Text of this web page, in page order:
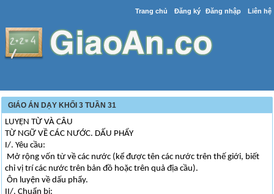
Trang chủ Đăng ký Đăng nhập Liên hệ
GIÁO ÁN DẠY KHỐI 3 TUẦN 31
LUYỆN TỪ VÀ CÂU
TỪ NGỮ VỀ CÁC NƯỚC. DẤU PHẨY
I/. Yêu cầu:
Mở rộng vốn từ về các nước (kể được tên các nước trên thế giới, biết
chỉ vị trí các nước trên bản đồ hoặc trên quả địa cầu).
Ôn luyện về dấu phẩy.
II/. Chuẩn bị: